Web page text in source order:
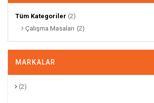
Tüm Kategoriler (2)
Çalışma Masaları (2)
MARKALAR
(2)